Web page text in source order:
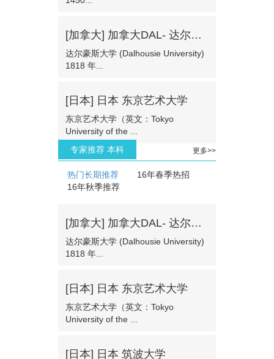
[加拿大] 加拿大DAL- 达尔豪斯大学
达尔豪斯大学 (Dalhousie University)
1818 年...
[日本] 日本 东京艺术大学
东京艺术大学（英文：Tokyo
University of the ...
专家推荐 本科
更多>>
热门长期推荐
16年春季热招
16年秋季推荐
[加拿大] 加拿大DAL- 达尔豪斯大学
达尔豪斯大学 (Dalhousie University)
1818 年...
[日本] 日本 东京艺术大学
东京艺术大学（英文：Tokyo
University of the ...
[日本] 日本 筑波大学